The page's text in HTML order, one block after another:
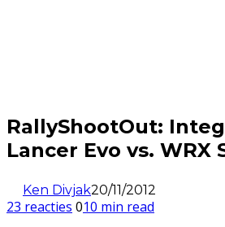
RallyShootOut:
Lancer Evo vs. WRX
Ken Divjak20/11/2012
23 reacties 010 min read